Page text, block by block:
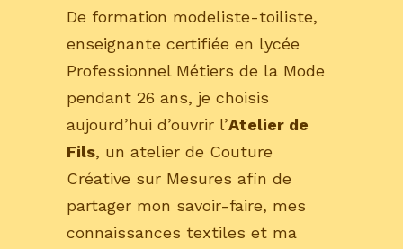
De formation modeliste-toiliste,
enseignante certifiée en lycée
Professionnel Métiers de la Mode
pendant 26 ans, je choisis
aujourd’hui d’ouvrir l’Atelier de
Fils, un atelier de Couture
Créative sur Mesures afin de
partager mon savoir-faire, mes
connaissances textiles et ma